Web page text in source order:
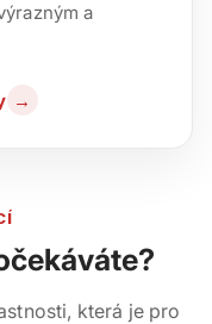
a
→
která je pro